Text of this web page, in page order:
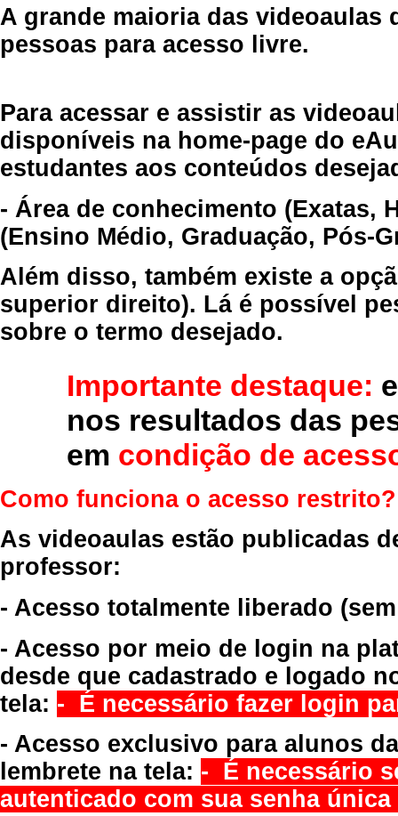
A grande maioria das videoaulas
pessoas para acesso livre.
Para acessar e assistir as
disponíveis na home-page do
estudantes aos conteúdos
- Área de conhecimento (Exatas,
(Ensino Médio, Graduação, Pós-
Além disso, também existe a
superior direito). Lá é possível
sobre o termo desejado.
Importante destaque:
nos resultados das
em condição de
Como funciona o acesso restrito?
As videoaulas estão publicadas
professor:
- Acesso totalmente liberado
- Acesso por meio de login na
desde que cadastrado e logado
tela: - É necessário fazer login
- Acesso exclusivo para alunos
lembrete na tela: - É necessário
autenticado com sua senha